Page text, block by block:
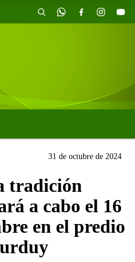
31 de octubre de 2024
tradición
a cabo el 16
en el predio